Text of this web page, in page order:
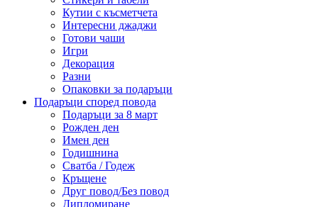
Кутии с късметчета
Интересни джаджи
Готови чаши
Игри
Декорация
Разни
Опаковки за подаръци
Подаръци според повода
Подаръци за 8 март
Рожден ден
Имен ден
Годишнина
Сватба / Годеж
Кръщене
Друг повод/Без повод
Дипломиране